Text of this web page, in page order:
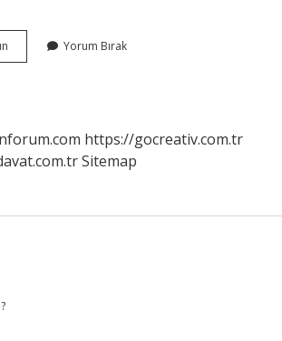
Aşısını
Yorum Bırak
https://gocreativ.com.tr
Sitemap